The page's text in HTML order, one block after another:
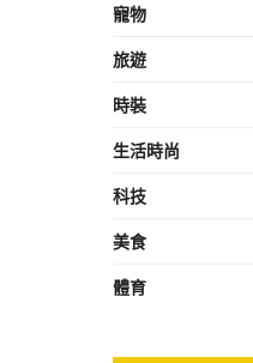
寵物
旅遊
時裝
生活時尚
科技
美食
體育